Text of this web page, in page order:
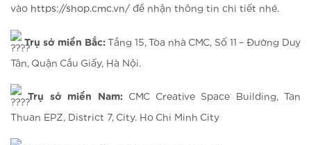
vào https://shop.cmc.vn/ để nhận thông tin chi tiết nhé.
Trụ sở miền Bắc: Tầng 15, Tòa nhà CMC, Số 11 – Đường Duy
Tân, Quận Cầu Giấy, Hà Nội.
Trụ sở miền Nam: CMC Creative Space Building, Tan
Thuan EPZ, District 7, City. Ho Chi Minh City